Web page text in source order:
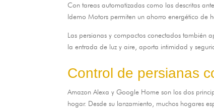
Con tareas automatizadas como las descritas
Idemo Motors permiten un ahorro energético de
Las persianas y compactos conectados también
la entrada de luz y aire ,aporta intimidad y
Control de persianas
Amazon Alexa y Google Home son los dos
hogar. Desde su lanzamiento muchos hogares